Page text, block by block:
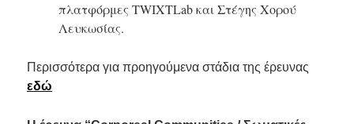
πλατφόρμες TWIXTLab και Στέγης Χορού
Λευκωσίας.
Περισσότερα για προηγούμενα στάδια της έρευνας
εδώ